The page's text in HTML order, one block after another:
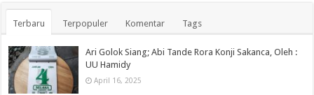
Terbaru Terpopuler Komentar Tags
Ari Golok Siang; Abi Tande Rora Konji Sakanca, Oleh :
UU Hamidy
April 16, 2025